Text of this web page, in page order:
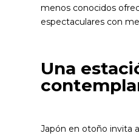
menos conocidos
espectaculares con
Una
Japón en otoño invita